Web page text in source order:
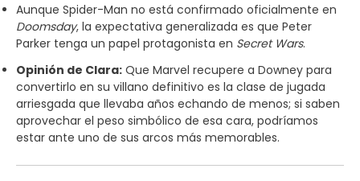
Aunque Spider-Man no está confirmado oficialmente en
Doomsday, la expectativa generalizada es que Peter
Parker tenga un papel protagonista en Secret Wars.
Opinión de Clara: Que Marvel recupere a Downey para
convertirlo en su villano definitivo es la clase de jugada
arriesgada que llevaba años echando de menos; si saben
aprovechar el peso simbólico de esa cara, podríamos
estar ante uno de sus arcos más memorables.